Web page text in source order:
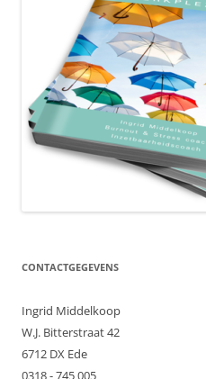
CONTACTGEGEVENS
Ingrid Middelkoop
W.J. Bitterstraat 42
6712 DX Ede
0318 - 745 005